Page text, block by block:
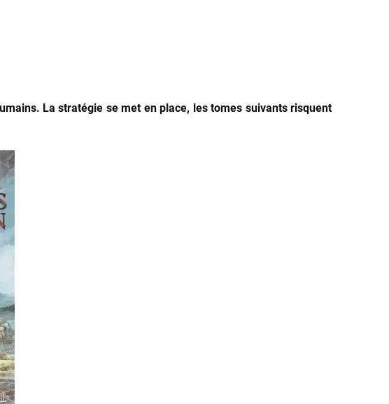
La stratégie se met en place, les tomes suivants risquent